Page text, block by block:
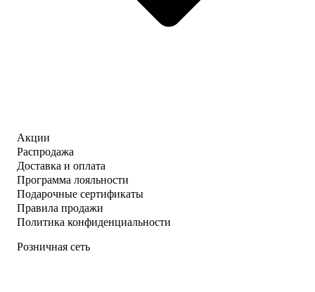
Акции
Распродажа
Доставка и оплата
Программа лояльности
Подарочные сертификаты
Правила продажи
Политика конфиденциальности
Розничная сеть